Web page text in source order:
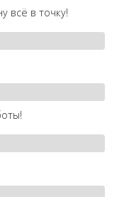
всё в точку!